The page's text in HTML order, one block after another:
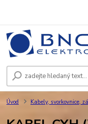
Úvod Kabely, svorkovnice,